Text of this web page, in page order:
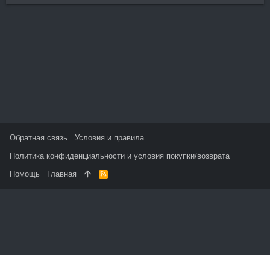
Обратная связь
Условия и правила
Политика конфиденциальности и условия покупки/возврата
Помощь
Главная
R